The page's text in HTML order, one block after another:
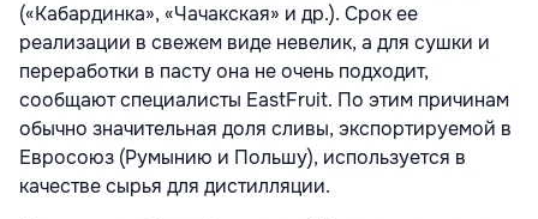
(«Кабардинка», «Чачакская» и др.). Срок ее
реализации в свежем виде невелик, а для сушки и
переработки в пасту она не очень подходит,
сообщают специалисты EastFruit. По этим причинам
обычно значительная доля сливы, экспортируемой в
Евросоюз (Румынию и Польшу), используется в
качестве сырья для дистилляции.